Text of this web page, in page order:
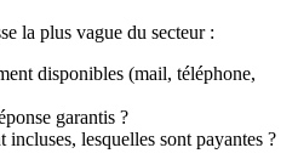
la plus vague du secteur :
disponibles (mail, téléphone,
garantis ?
incluses, lesquelles sont payantes ?